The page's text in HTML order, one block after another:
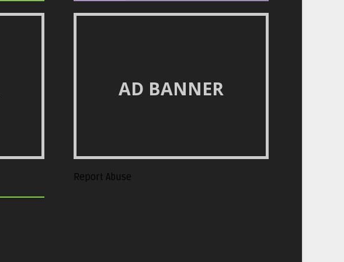
AD BANNER
Report Abuse